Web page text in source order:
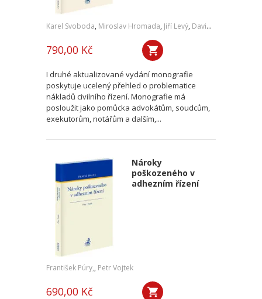
Karel Svoboda, Miroslav Hromada, Jiří Levý, David Vláčil
790,00 Kč
I druhé aktualizované vydání monografie
poskytuje ucelený přehled o problematice
nákladů civilního řízení. Monografie má
posloužit jako pomůcka advokátům, soudcům,
exekutorům, notářům a dalším,...
Nároky
poškozeného v
adhezním řízení
František Púry,, Petr Vojtek
690,00 Kč